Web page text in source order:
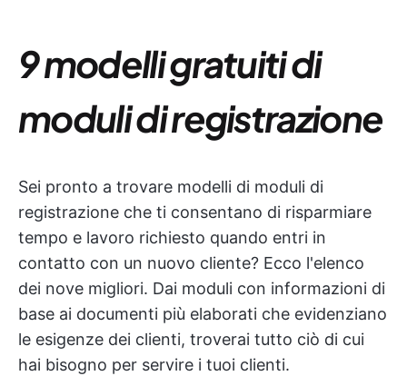
9 modelli gratuiti di
moduli di registrazione
Sei pronto a trovare modelli di moduli di
registrazione che ti consentano di risparmiare
tempo e lavoro richiesto quando entri in
contatto con un nuovo cliente? Ecco l'elenco
dei nove migliori. Dai moduli con informazioni di
base ai documenti più elaborati che evidenziano
le esigenze dei clienti, troverai tutto ciò di cui
hai bisogno per servire i tuoi clienti.